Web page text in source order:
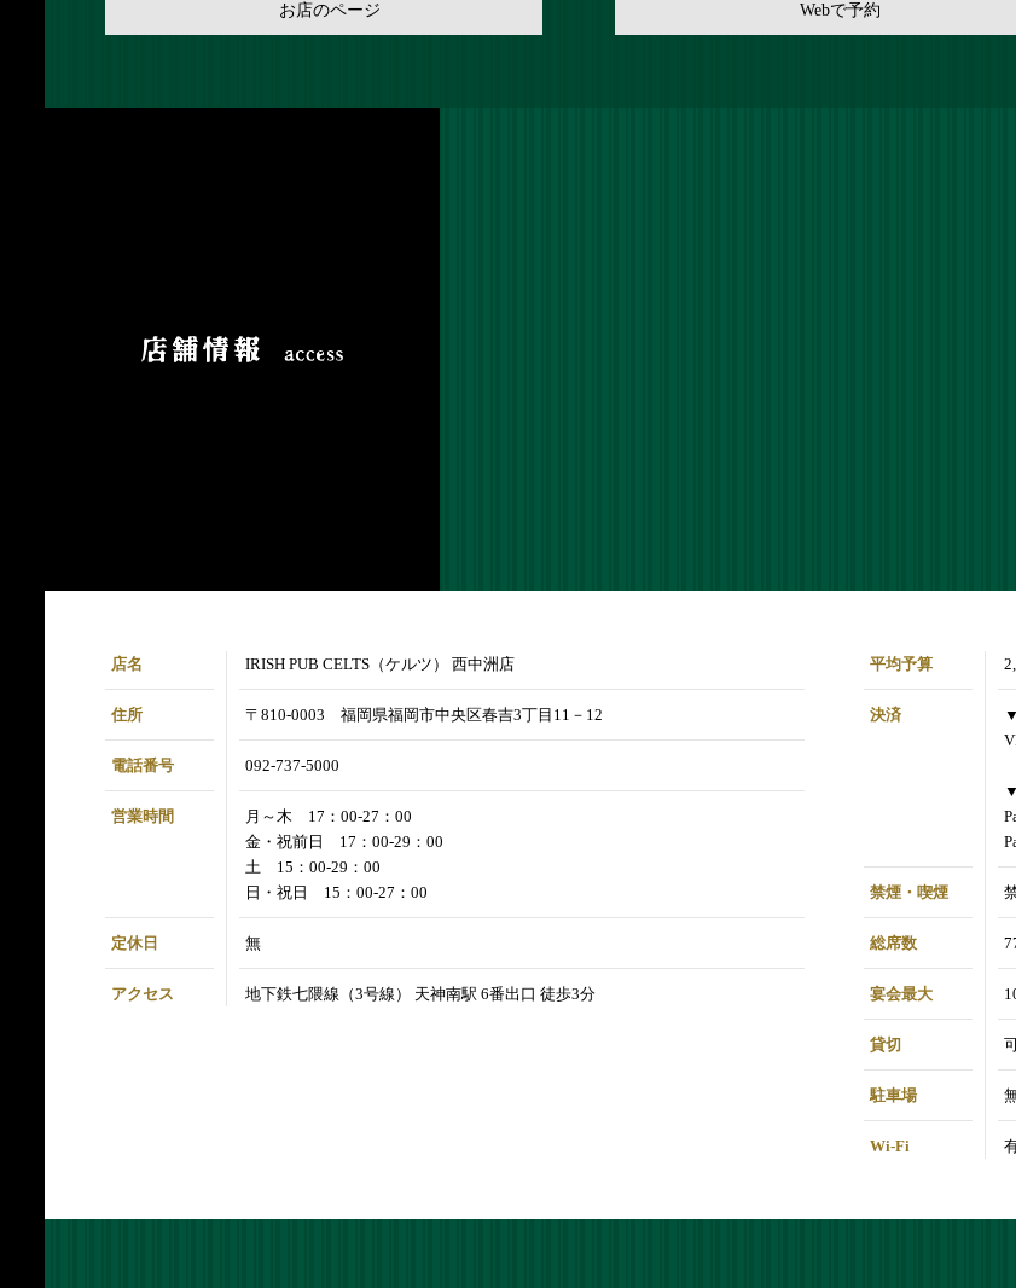
お店のページ Webで予約
店名 IRISH PUB CELTS（ケルツ） 西中洲店
住所 〒810-0003 福岡県福岡市中央区春吉3丁目11－12
電話番号 092-737-5000
営業時間
月～木 17：00‐27：00
金・祝前日 17：00‐29：00
土 15：00‐29：00
日・祝日 15：00‐27：00
定休日 無
アクセス 地下鉄七隈線（3号線） 天神南駅 6番出口 徒歩3分
平均予算
決済
禁煙・喫煙
総席数
宴会最大
貸切
駐車場
Wi-Fi